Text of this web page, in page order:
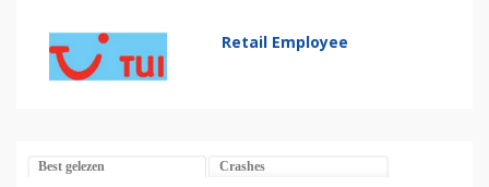
Retail Employee
Best gelezen Crashes